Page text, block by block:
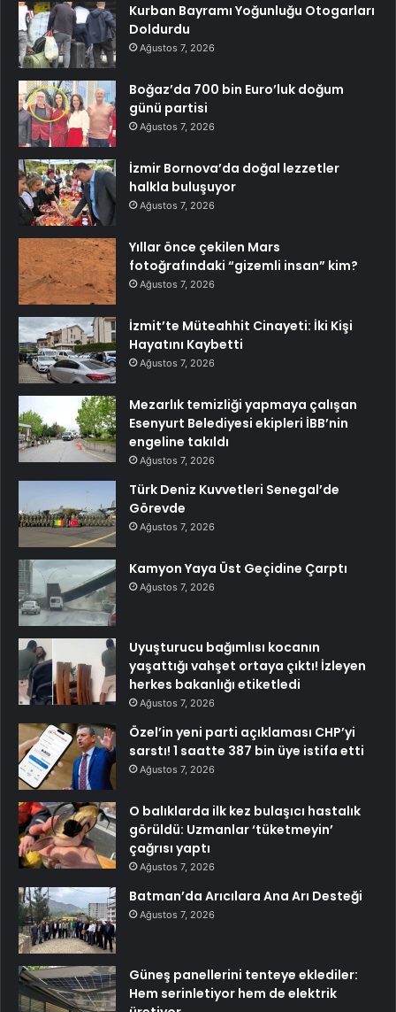
Kurban Bayramı Yoğunluğu Otogarları
Doldurdu
Ağustos 7, 2026
Boğaz’da 700 bin Euro’luk doğum
günü partisi
Ağustos 7, 2026
İzmir Bornova’da doğal lezzetler
halkla buluşuyor
Ağustos 7, 2026
Yıllar önce çekilen Mars
fotoğrafındaki “gizemli insan” kim?
Ağustos 7, 2026
İzmit’te Müteahhit Cinayeti: İki Kişi
Hayatını Kaybetti
Ağustos 7, 2026
Mezarlık temizliği yapmaya çalışan
Esenyurt Belediyesi ekipleri İBB’nin
engeline takıldı
Ağustos 7, 2026
Türk Deniz Kuvvetleri Senegal’de
Görevde
Ağustos 7, 2026
Kamyon Yaya Üst Geçidine Çarptı
Ağustos 7, 2026
Uyuşturucu bağımlısı kocanın
yaşattığı vahşet ortaya çıktı! İzleyen
herkes bakanlığı etiketledi
Ağustos 7, 2026
Özel’in yeni parti açıklaması CHP’yi
sarstı! 1 saatte 387 bin üye istifa etti
Ağustos 7, 2026
O balıklarda ilk kez bulaşıcı hastalık
görüldü: Uzmanlar ‘tüketmeyin’
çağrısı yaptı
Ağustos 7, 2026
Batman’da Arıcılara Ana Arı Desteği
Ağustos 7, 2026
Güneş panellerini tenteye eklediler:
Hem serinletiyor hem de elektrik